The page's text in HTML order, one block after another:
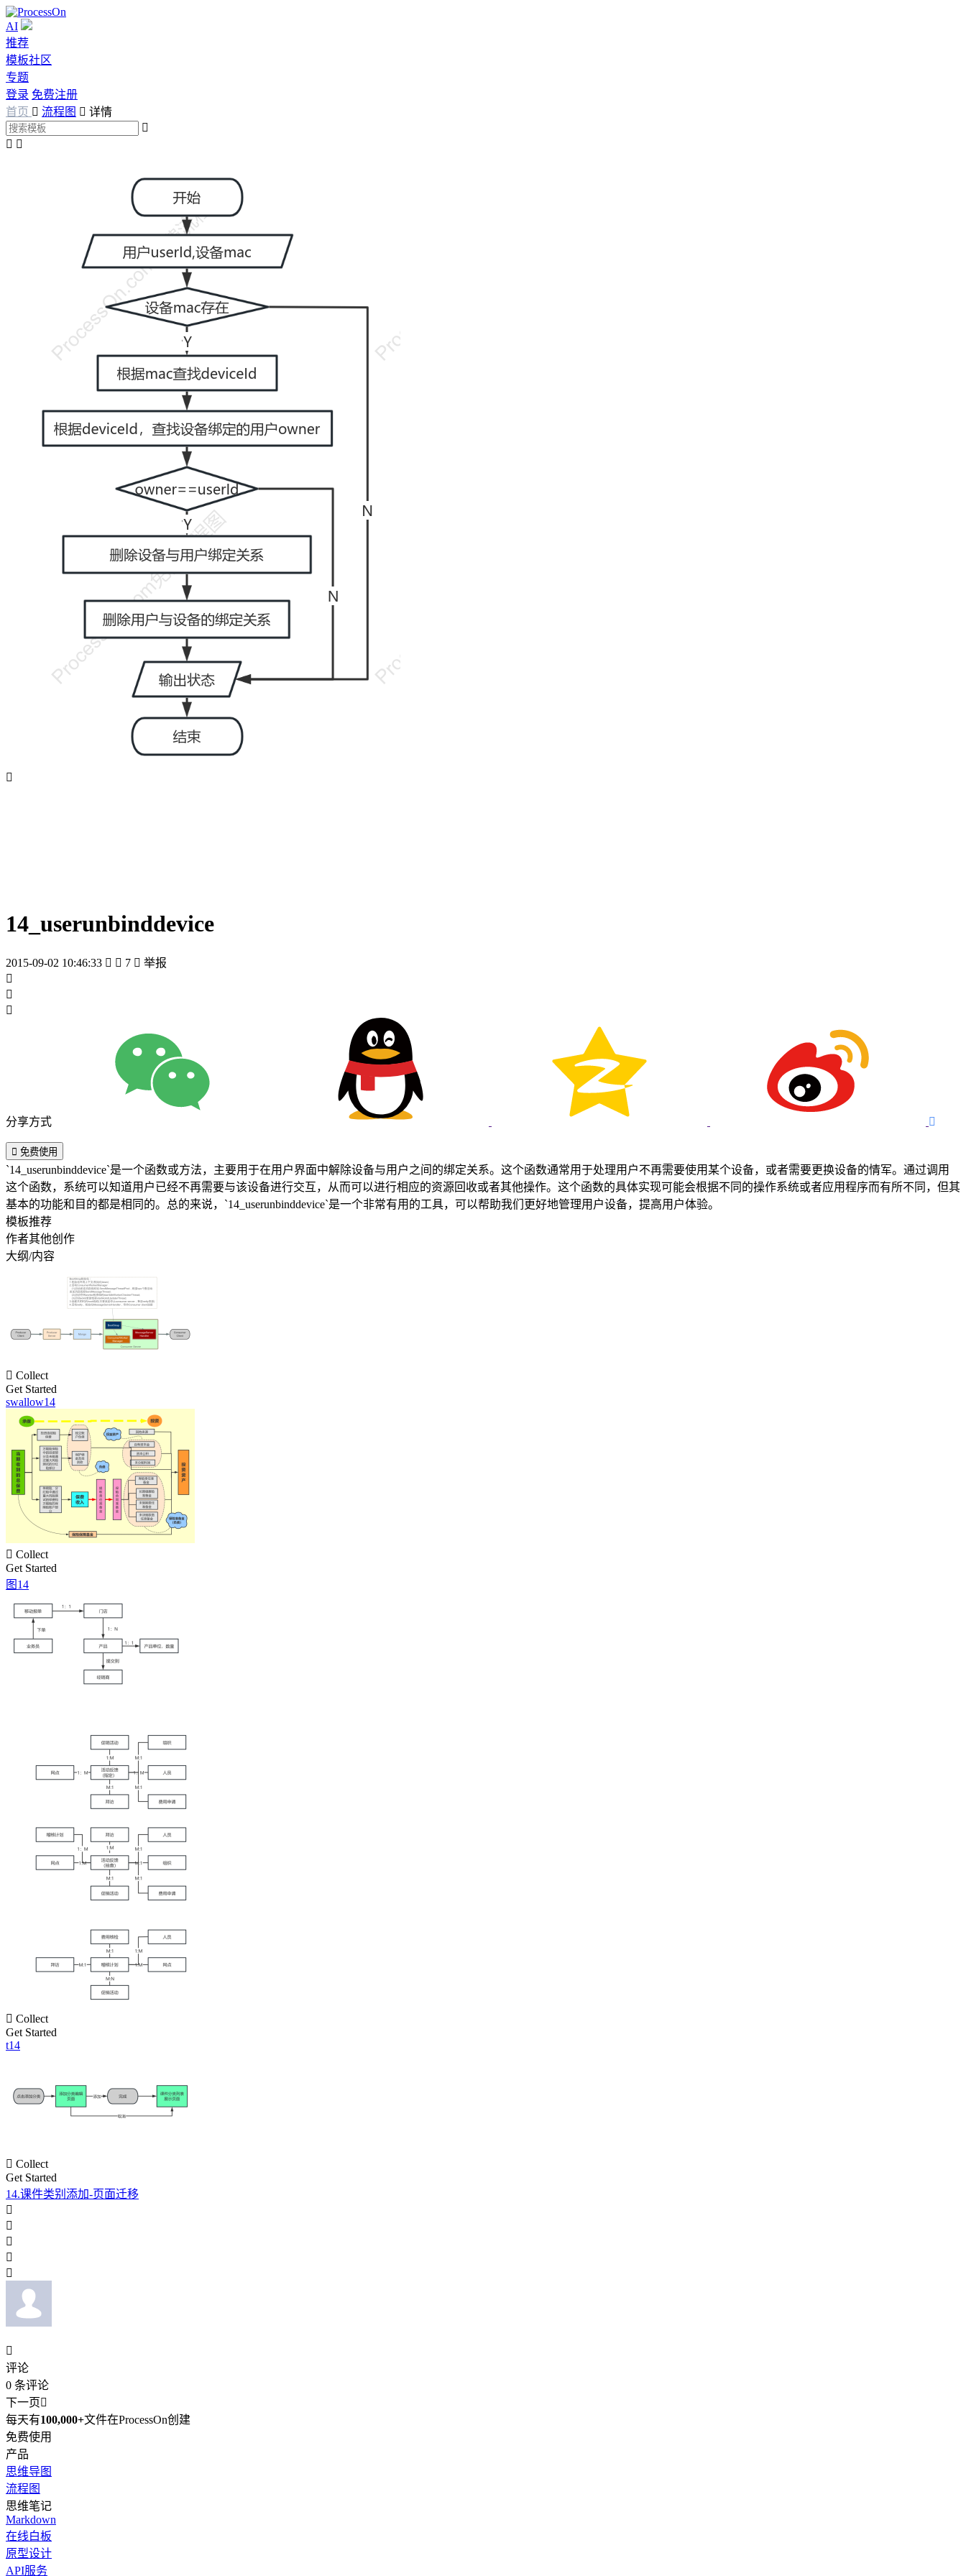
AI
推荐
模板社区
专题
登录 免费注册
首页  流程图  详情

 

14_userunbinddevice
2015-09-02 10:46:33   7  举报



分享方式 
 免费使用
`14_userunbinddevice`是一个函数或方法，主要用于在用户界面中解除设备与用户之间的绑定关系。这个函数通常用于处理用户不再需要使用某个设备，或者需要更换设备的情军。通过调用
这个函数，系统可以知道用户已经不再需要与该设备进行交互，从而可以进行相应的资源回收或者其他操作。这个函数的具体实现可能会根据不同的操作系统或者应用程序而有所不同，但其
基本的功能和目的都是相同的。总的来说，`14_userunbinddevice`是一个非常有用的工具，可以帮助我们更好地管理用户设备，提高用户体验。
模板推荐
作者其他创作
大纲/内容
 Collect
Get Started
swallow14
 Collect
Get Started
图14
 Collect
Get Started
t14
 Collect
Get Started
14.课件类别添加-页面迁移






评论
0 条评论
下一页
每天有100,000+文件在ProcessOn创建
免费使用
产品
思维导图
流程图
思维笔记
Markdown
在线白板
原型设计
API服务